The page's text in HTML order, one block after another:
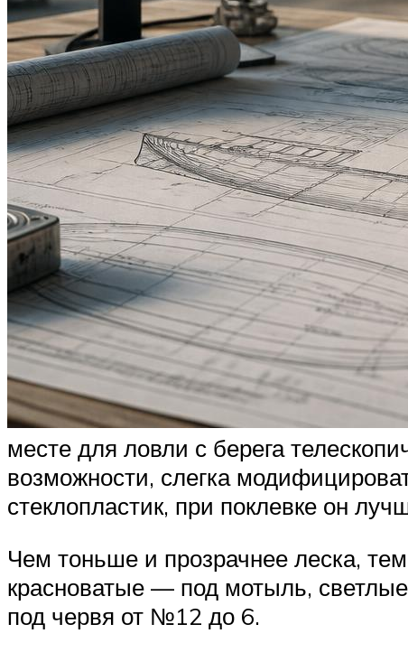
месте для ловли с берега
возможности, слегка
стеклопластик, при поклевке он
Чем тоньше и прозрачнее леска,
красноватые — под мотыль,
под червя от №12 до 6.